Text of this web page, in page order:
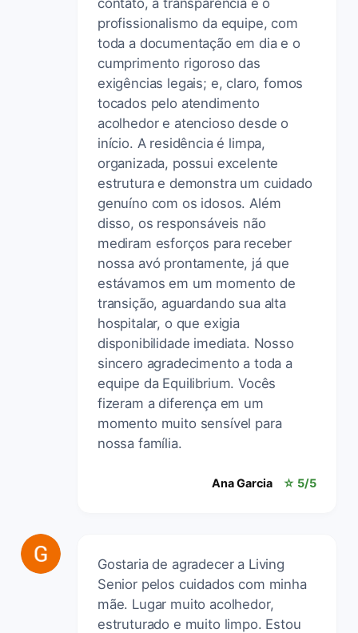
profissionalismo da equipe, com
toda a documentação em dia e o
cumprimento rigoroso das
exigências legais; e, claro, fomos
tocados pelo atendimento
acolhedor e atencioso desde o
início. A residência é limpa,
organizada, possui excelente
estrutura e demonstra um cuidado
genuíno com os idosos. Além
disso, os responsáveis não
mediram esforços para receber
nossa avó prontamente, já que
estávamos em um momento de
transição, aguardando sua alta
hospitalar, o que exigia
disponibilidade imediata. Nosso
sincero agradecimento a toda a
equipe da Equilibrium. Vocês
fizeram a diferença em um
momento muito sensível para
nossa família.
Ana Garcia ☆ 5/5
Gostaria de agradecer a Living
Senior pelos cuidados com minha
mãe. Lugar muito acolhedor,
estruturado e muito limpo. Estou